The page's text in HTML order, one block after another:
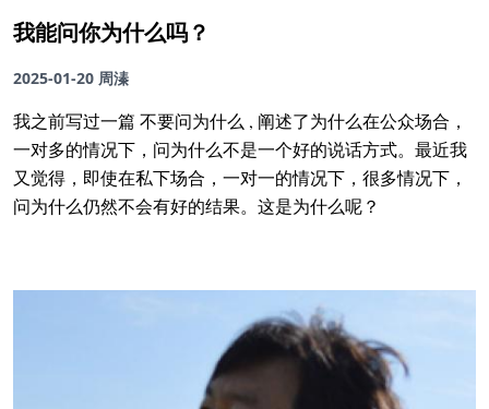
我能问你为什么吗？
2025-01-20 周溱
我之前写过一篇 不要问为什么 , 阐述了为什么在公众场合，
一对多的情况下，问为什么不是一个好的说话方式。最近我
又觉得，即使在私下场合，一对一的情况下，很多情况下，
问为什么仍然不会有好的结果。这是为什么呢？